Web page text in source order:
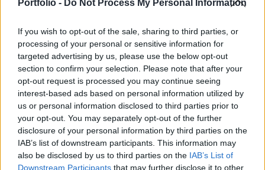
Portfolio - Do Not Process My Personal Information
If you wish to opt-out of the sale, sharing to third parties, or
processing of your personal or sensitive information for
targeted advertising by us, please use the below opt-out
section to confirm your selection. Please note that after your
opt-out request is processed you may continue seeing
interest-based ads based on personal information utilized by
us or personal information disclosed to third parties prior to
your opt-out. You may separately opt-out of the further
disclosure of your personal information by third parties on the
IAB’s list of downstream participants. This information may
also be disclosed by us to third parties on the IAB’s List of
Downstream Participants that may further disclose it to other
Az Európai Bizottság, a Nemzetközi Valutaalap (IMF) és az
Európai Központi Bank (EKB), a trojka szakérőinek
előrejelzése szerint Ciprus hazai összterméke (GDP) az
idén 8,7 százalékkal, jövőre további 3,9 százalékkal
zsugorodik. A trojka várakozása szerint a ciprusi gazdaság
2015-ben már 1,1 százalékkal nő. Az euróövezet
pénzügyminisztereinek pénteki dublini ülésére...
KEDVES OLVASÓNK!